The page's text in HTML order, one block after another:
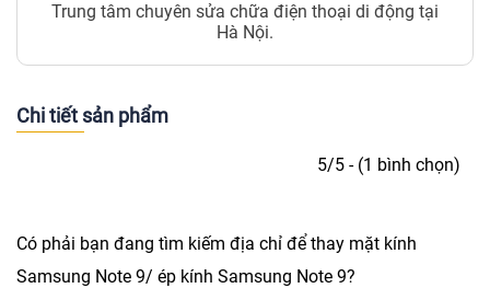
Trung tâm chuyên sửa chữa điện thoại di động tại
Hà Nội.
Chi tiết sản phẩm
5/5 - (1 bình chọn)
Có phải bạn đang tìm kiếm địa chỉ để thay mặt kính
Samsung Note 9/ ép kính Samsung Note 9?